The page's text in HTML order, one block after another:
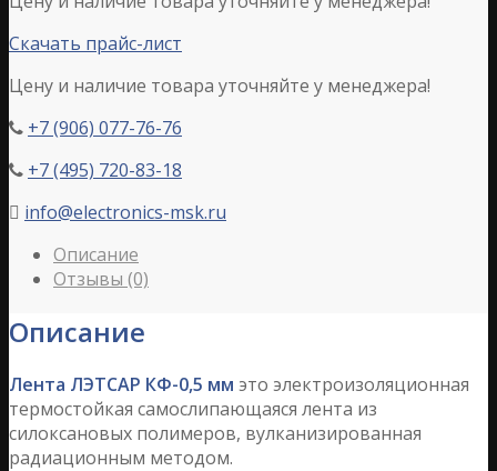
Скачать прайс-лист
Цену и наличие товара уточняйте у менеджера!
 +7 (906) 077-76-76
 +7 (495) 720-83-18
 info@electronics-msk.ru
Описание
Отзывы (0)
Описание
Лента ЛЭТСАР КФ-0,5 мм это электроизоляционная
термостойкая самослипающаяся лента из
силоксановых полимеров, вулканизированная
радиационным методом.